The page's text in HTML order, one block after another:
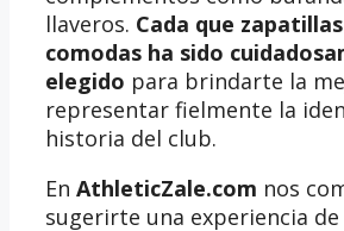
llaveros. Cada que
comodas ha sido
elegido para brindarte la
representar fielmente la
historia del club.
En AthleticZale.com nos
sugerirte una experiencia